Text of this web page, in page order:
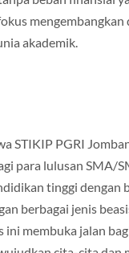
mengembangkan
akademik.
STIKIP PGRI
para lulusan SMA/
tinggi dengan
berbagai jenis
ini membuka jalan